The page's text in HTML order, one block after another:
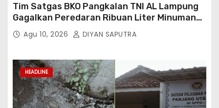
Tim Satgas BKO Pangkalan TNI AL Lampung
Gagalkan Peredaran Ribuan Liter Minuman
Keras Ilegal Di Pelabuhan Bakauheni
Agu 10, 2026 DIYAN SAPUTRA
HEADLINE